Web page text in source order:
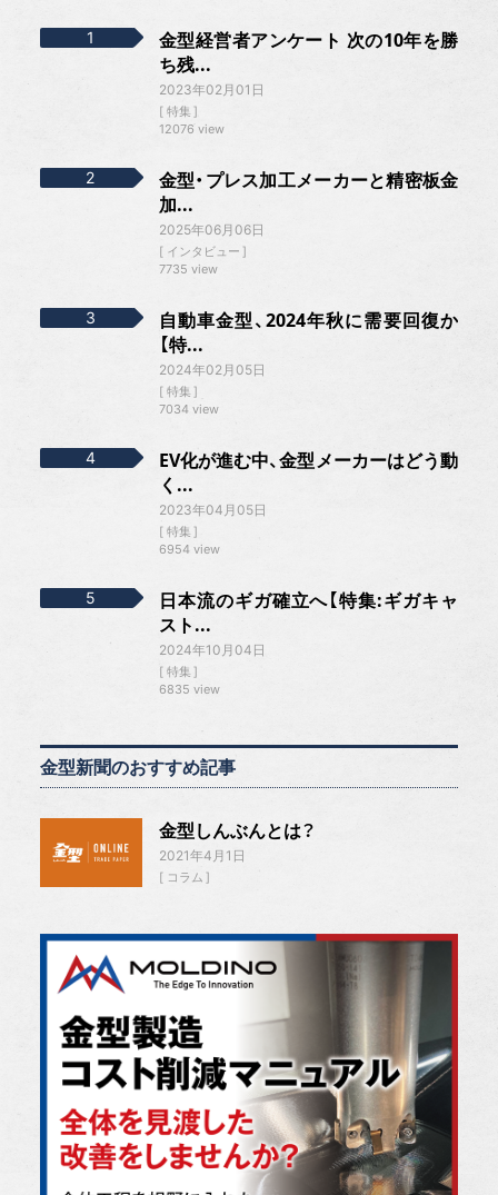
金型経営者アンケート 次の10年を勝
ち残...
2023年02月01日
特集
12076 view
金型・プレス加工メーカーと精密板金
加...
2025年06月06日
インタビュー
7735 view
自動車金型、2024年秋に需要回復か
【特...
2024年02月05日
特集
7034 view
EV化が進む中、金型メーカーはどう動
く...
2023年04月05日
特集
6954 view
日本流のギガ確立へ【特集:ギガキャ
スト...
2024年10月04日
特集
6835 view
金型新聞のおすすめ記事
金型しんぶんとは？
2021年4月1日
コラム